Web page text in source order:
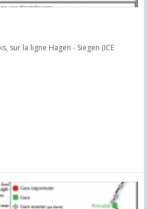
sur la ligne Hagen - Siegen (ICE